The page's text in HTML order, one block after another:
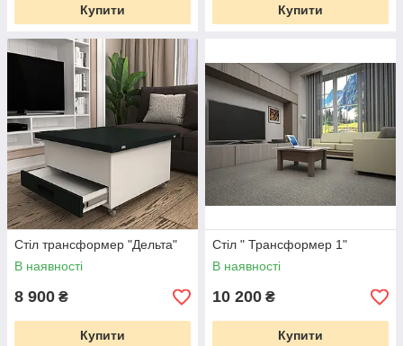
Купити Купити
Стіл трансформер "Дельта"
В наявності
8 900 ₴
Купити
Стіл " Трансформер 1"
В наявності
10 200 ₴
Купити